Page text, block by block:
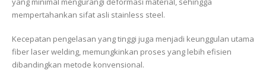
mempertahankan sifat asli stainless steel.
Kecepatan pengelasan yang tinggi juga menjadi keunggulan utama
fiber laser welding, memungkinkan proses yang lebih efisien
dibandingkan metode konvensional.